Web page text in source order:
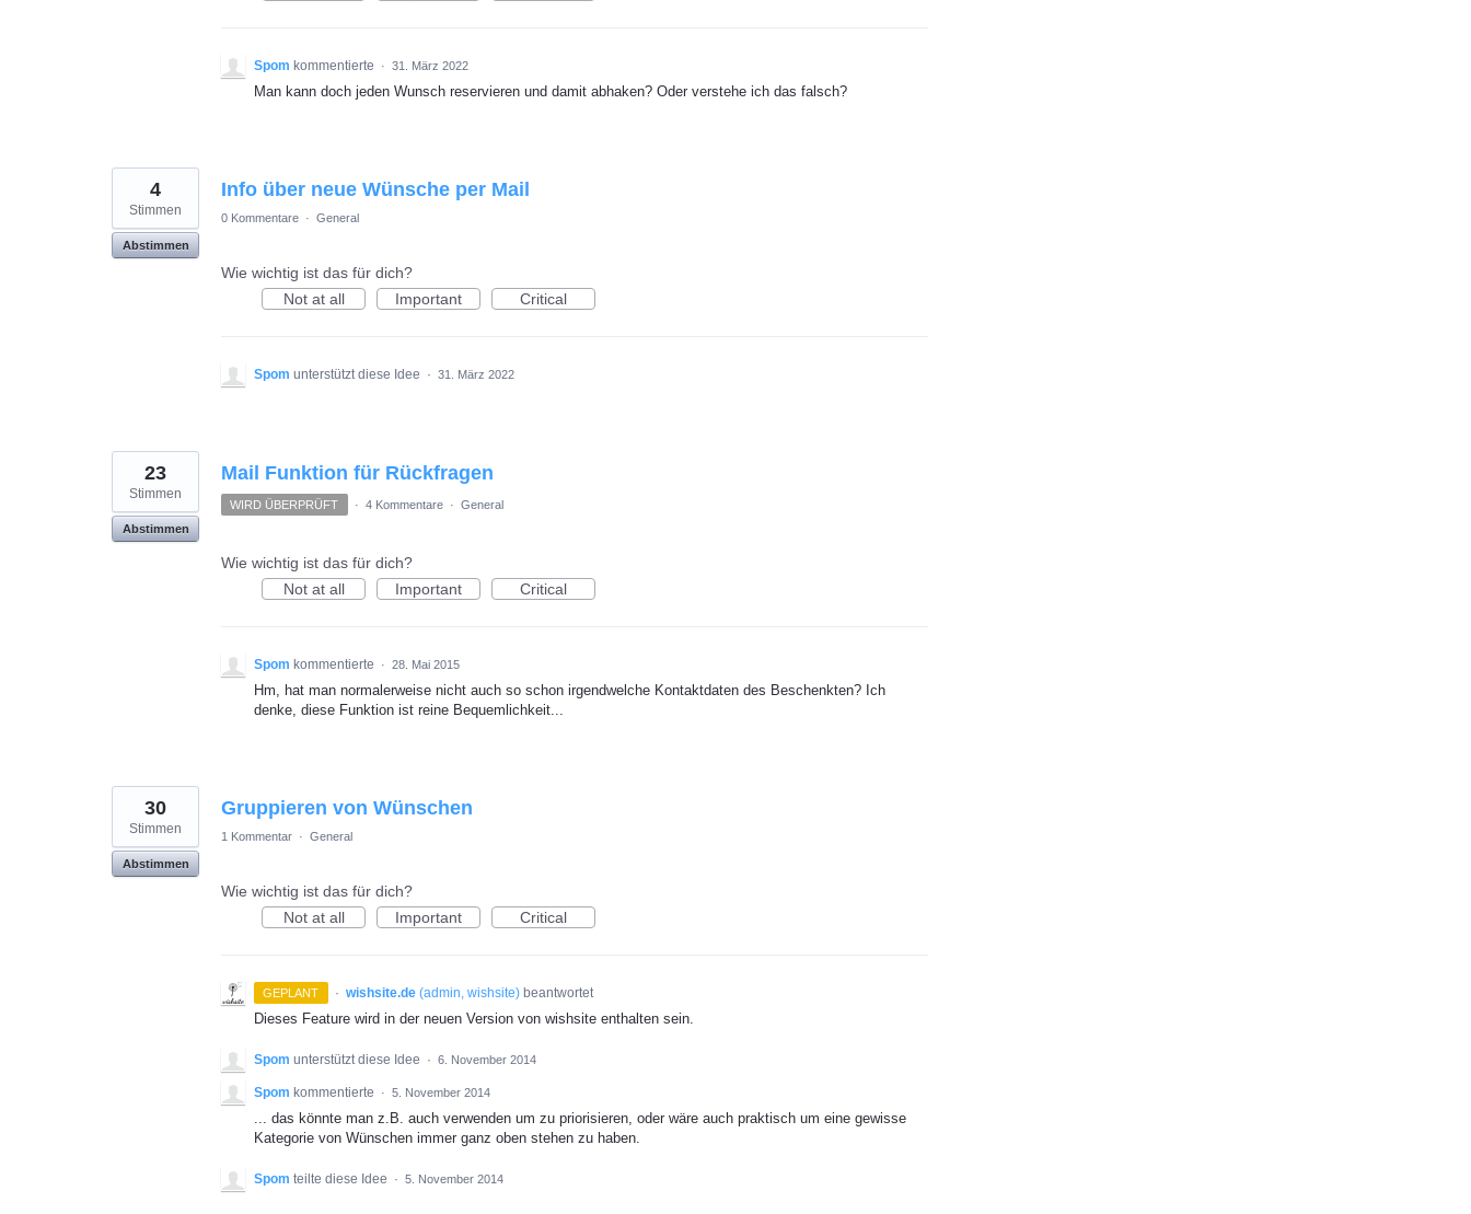
Spom kommentierte · 31. März 2022
Man kann doch jeden Wunsch reservieren und damit abhaken? Oder verstehe ich das falsch?
Info über neue Wünsche per Mail
4
Stimmen
Abstimmen
0 Kommentare · General
Wie wichtig ist das für dich?
Not at all
Important Critical
Spom unterstützt diese Idee · 31. März 2022
Mail Funktion für Rückfragen
23
Stimmen
Abstimmen
WIRD ÜBERPRÜFT · 4 Kommentare · General
Wie wichtig ist das für dich?
Not at all
Important Critical
Spom kommentierte · 28. Mai 2015
Hm, hat man normalerweise nicht auch so schon irgendwelche Kontaktdaten des Beschenkten? Ich
denke, diese Funktion ist reine Bequemlichkeit...
Gruppieren von Wünschen
30
Stimmen
Abstimmen
1 Kommentar · General
Wie wichtig ist das für dich?
Not at all
Important Critical
GEPLANT · wishsite.de (admin, wishsite)beantwortet
Dieses Feature wird in der neuen Version von wishsite enthalten sein.
Spom unterstützt diese Idee · 6. November 2014
Spom kommentierte · 5. November 2014
... das könnte man z.B. auch verwenden um zu priorisieren, oder wäre auch praktisch um eine gewisse
Kategorie von Wünschen immer ganz oben stehen zu haben.
Spom teilte diese Idee · 5. November 2014